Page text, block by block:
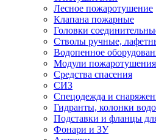
Лесное пожаротушение
Клапана пожарные
Головки
Стволы ручные,
Водопенное
Модули пожаротушения
Средства спасения
СИЗ
Спецодежда и
Гидранты, колонки
Подставки и фланцы
Фонари и ЗУ